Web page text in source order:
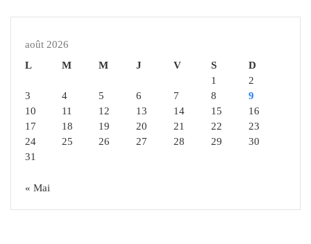
août 2026
L
M M J V S
D
1
2
3
4 5 6 7 8
9
10
11 12 13 14 15
16
17
18 19 20 21 22
23
24
25 26 27 28 29
30
31
« Mai